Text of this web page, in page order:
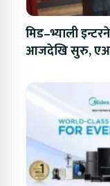
मिड–भ्याली
आजदेखि सुरु,